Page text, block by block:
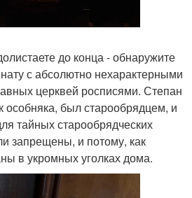
до конца - обнаружите
с абсолютно нехарактерными
церквей росписями. Степан
особняка, был старообрядцем, и
тайных старообрядческих
запрещены, и потому, как
в укромных уголках дома.